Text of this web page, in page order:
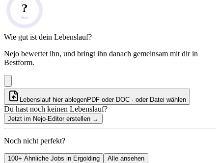
?
Note
Wie gut ist dein Lebenslauf?
Nejo bewertet ihn, und bringt ihn danach gemeinsam mit dir in
Bestform.
Lebenslauf hier ablegenPDF oder DOC · oder Datei wählen
Du hast noch keinen Lebenslauf?
Jetzt im Nejo-Editor erstellen →
Noch nicht perfekt?
100+ Ähnliche Jobs in Ergolding Alle ansehen